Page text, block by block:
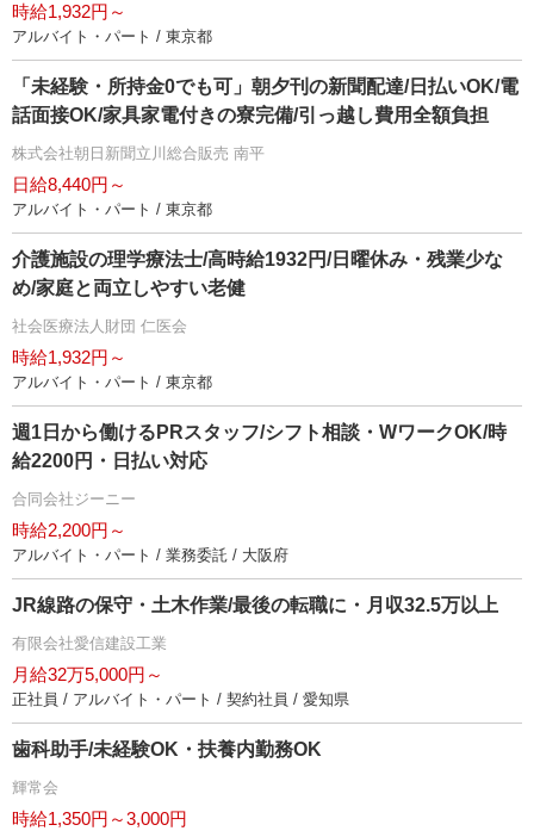
時給1,932円～
アルバイト・パート / 東京都
「未経験・所持金0でも可」朝夕刊の新聞配達/日払いOK/電
話面接OK/家具家電付きの寮完備/引っ越し費用全額負担
株式会社朝日新聞立川総合販売 南平
日給8,440円～
アルバイト・パート / 東京都
介護施設の理学療法士/高時給1932円/日曜休み・残業少な
め/家庭と両立しやすい老健
社会医療法人財団 仁医会
時給1,932円～
アルバイト・パート / 東京都
週1日から働けるPRスタッフ/シフト相談・WワークOK/時
給2200円・日払い対応
合同会社ジーニー
時給2,200円～
アルバイト・パート / 業務委託 / 大阪府
JR線路の保守・土木作業/最後の転職に・月収32.5万以上
有限会社愛信建設工業
月給32万5,000円～
正社員 / アルバイト・パート / 契約社員 / 愛知県
歯科助手/未経験OK・扶養内勤務OK
輝常会
時給1,350円～3,000円